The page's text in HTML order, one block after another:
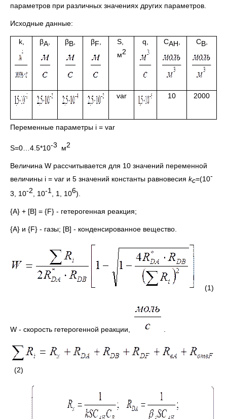
параметров при различных значениях других параметров.
Исходные данные:
k, βA βB βF
S,
м2
q, CAH CB
var 10 2000
Переменные параметры i = var
S=0…4.5*10-3 м2
Величина W рассчитывается для 10 значений переменной
величины i = var и 5 значений константы равновесия kc=(10-
3, 10-2 , 10-1 , 1, 106).
{А} + [В] = {F} - гетерогенная реакция;
{А} и {F} - газы; [В] - конденсированное вещество.
(1)
W - скорость гетерогенной реакции,
(2)